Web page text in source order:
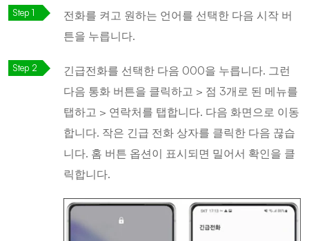
전화를 켜고 원하는 언어를 선택한 다음 시작 버
튼을 누릅니다.
긴급전화를 선택한 다음 000을 누릅니다. 그런
다음 통화 버튼을 클릭하고 > 점 3개로 된 메뉴를
탭하고 > 연락처를 탭합니다. 다음 화면으로 이동
합니다. 작은 긴급 전화 상자를 클릭한 다음 끊습
니다. 홈 버튼 옵션이 표시되면 밀어서 확인을 클
릭합니다.